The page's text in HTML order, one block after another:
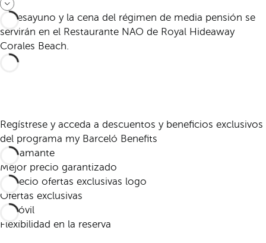
El desayuno y la cena del régimen de media pensión se
servirán en el Restaurante NAO de Royal Hideaway
Corales Beach.
Regístrese y acceda a descuentos y beneficios exclusivos
del programa my Barceló Benefits
Mejor precio garantizado
Ofertas exclusivas
Flexibilidad en la reserva